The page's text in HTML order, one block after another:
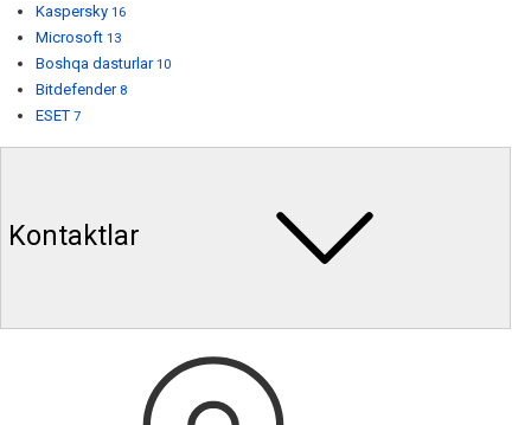
Kaspersky 16
Microsoft 13
Boshqa dasturlar 10
Bitdefender 8
ESET 7
Kontaktlar